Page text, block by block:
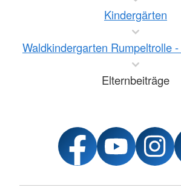
Kindergärten
Waldkindergarten Rumpeltrolle
Elternbeiträge